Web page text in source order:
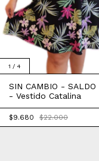
1 / 4
SIN CAMBIO - SALDO
- Vestido Catalina
$9.680 $22.000